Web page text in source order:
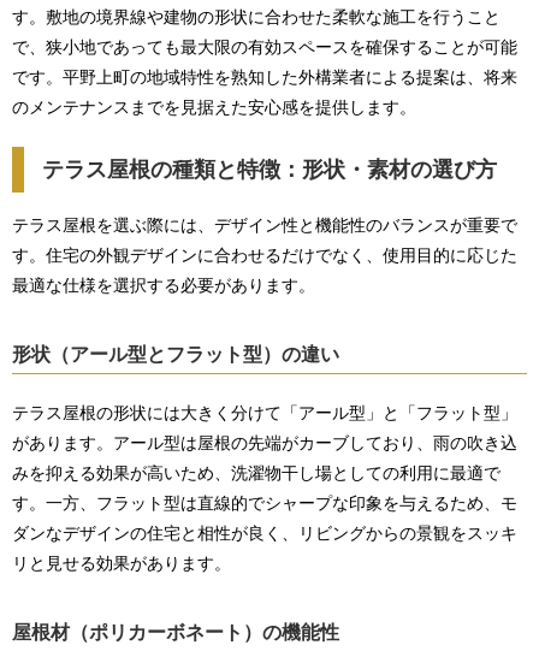
す。敷地の境界線や建物の形状に合わせた柔軟な施工を行うこと
で、狭小地であっても最大限の有効スペースを確保することが可能
です。平野上町の地域特性を熟知した外構業者による提案は、将来
のメンテナンスまでを見据えた安心感を提供します。
テラス屋根の種類と特徴：形状・素材の選び方
テラス屋根を選ぶ際には、デザイン性と機能性のバランスが重要で
す。住宅の外観デザインに合わせるだけでなく、使用目的に応じた
最適な仕様を選択する必要があります。
形状（アール型とフラット型）の違い
テラス屋根の形状には大きく分けて「アール型」と「フラット型」
があります。アール型は屋根の先端がカーブしており、雨の吹き込
みを抑える効果が高いため、洗濯物干し場としての利用に最適で
す。一方、フラット型は直線的でシャープな印象を与えるため、モ
ダンなデザインの住宅と相性が良く、リビングからの景観をスッキ
リと見せる効果があります。
屋根材（ポリカーボネート）の機能性